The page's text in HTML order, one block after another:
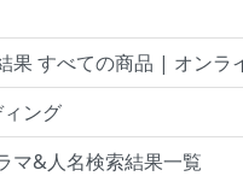
果 すべての商品 | オンラ
ング
マ&人名検索結果一覧